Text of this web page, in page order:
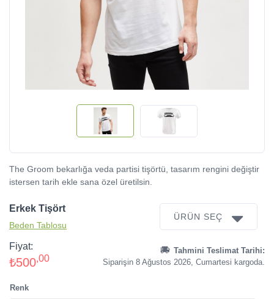
The Groom bekarlığa veda partisi tişörtü, tasarım rengini değiştir
istersen tarih ekle sana özel üretilsin.
Erkek Tişört
Beden Tablosu
ÜRÜN SEÇ
Fiyat:
₺500,00
Tahmini Teslimat Tarihi:
Siparişin 8 Ağustos 2026, Cumartesi kargoda.
Renk